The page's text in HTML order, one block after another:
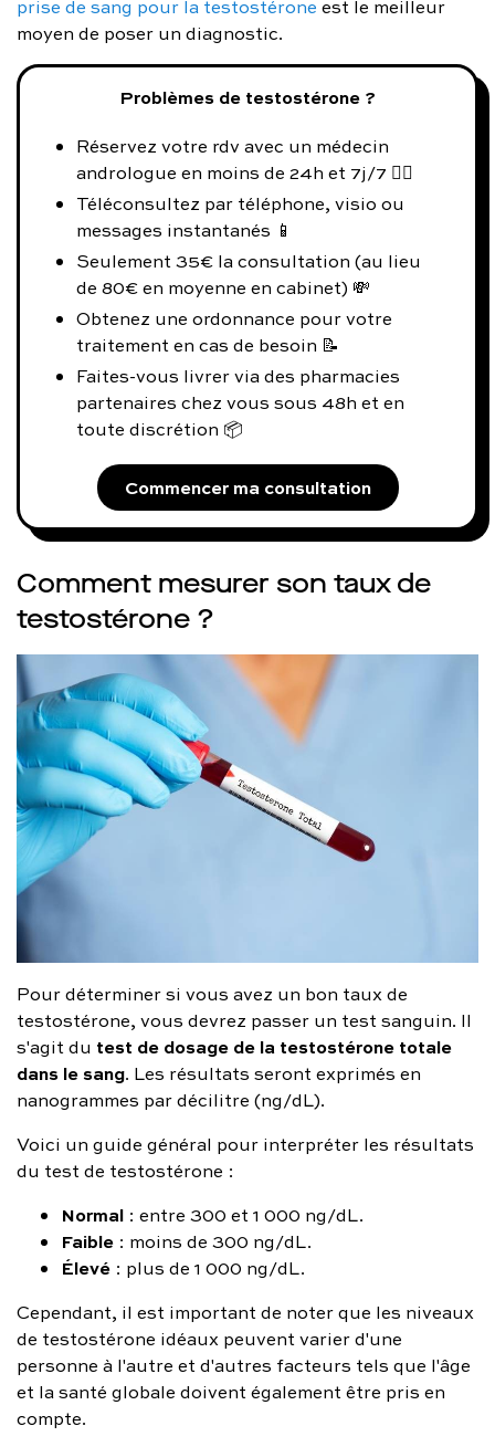
prise de sang pour la testostérone est le meilleur
moyen de poser un diagnostic.
Problèmes de testostérone ?
Réservez votre rdv avec un médecin
andrologue en moins de 24h et 7j/7 👨‍⚕️
Téléconsultez par téléphone, visio ou
messages instantanés 📱
Seulement 35€ la consultation (au lieu
de 80€ en moyenne en cabinet) 💸
Obtenez une ordonnance pour votre
traitement en cas de besoin 📝
Faites-vous livrer via des pharmacies
partenaires chez vous sous 48h et en
toute discrétion 📦
Commencer ma consultation
Comment mesurer son taux de
testostérone ?
Pour déterminer si vous avez un bon taux de
testostérone, vous devrez passer un test sanguin. Il
s'agit du test de dosage de la testostérone totale
dans le sang. Les résultats seront exprimés en
nanogrammes par décilitre (ng/dL).
Voici un guide général pour interpréter les résultats
du test de testostérone :
Normal : entre 300 et 1 000 ng/dL.
Faible : moins de 300 ng/dL.
Élevé : plus de 1 000 ng/dL.
Cependant, il est important de noter que les niveaux
de testostérone idéaux peuvent varier d'une
personne à l'autre et d'autres facteurs tels que l'âge
et la santé globale doivent également être pris en
compte.